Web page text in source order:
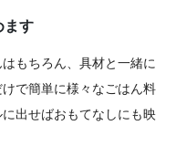
ます
もちろん、具材と一緒に
で簡単に様々なごはん料
出せばおもてなしにも映